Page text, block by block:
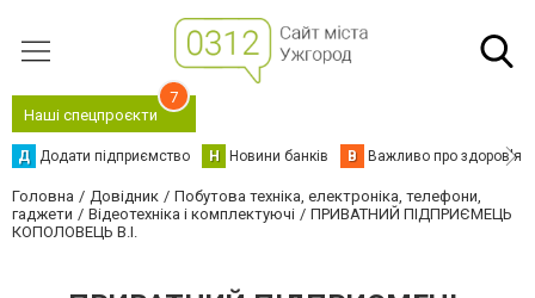
Наші спецпроєкти
7
Д Додати підприємство Н Новини банків В Важливо про здоров'я
Головна Довідник
Побутова техніка, електроніка, телефони,
гаджети
Відеотехніка і комплектуючі
ПРИВАТНИЙ ПІДПРИЄМЕЦЬ
КОПОЛОВЕЦЬ В.І.